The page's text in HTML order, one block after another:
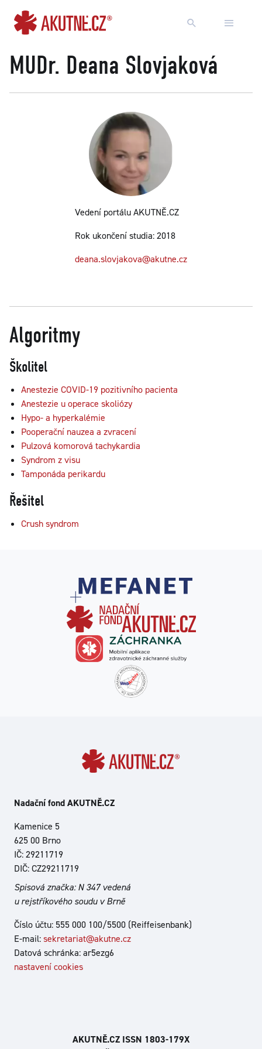
MUDr. Deana Slovjaková
Vedení portálu AKUTNĚ.CZ
Rok ukončení studia: 2018
deana.slovjakova@akutne.cz
Algoritmy
Školitel
Anestezie COVID-19 pozitivního pacienta
Anestezie u operace skoliózy
Hypo- a hyperkalémie
Pooperační nauzea a zvracení
Pulzová komorová tachykardia
Syndrom z visu
Tamponáda perikardu
Řešitel
Crush syndrom
Nadační fond AKUTNĚ.CZ
Kamenice 5
625 00 Brno
IČ: 29211719
DIČ: CZ29211719
Spisová značka: N 347 vedená
u rejstříkového soudu v Brně
Číslo účtu: 555 000 100/5500 (Reiffeisenbank)
E-mail:sekretariat@akutne.cz
Datová schránka: ar5ezg6
nastavení cookies
AKUTNĚ.CZ ISSN 1803‑179X